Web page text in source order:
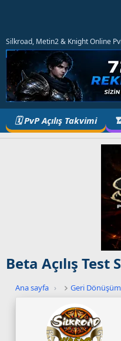
Silkroad, Metin2 & Knight Online
🗓️ PvP Açılış Takvimi
Beta Açılış Test
Ana sayfa › Geri